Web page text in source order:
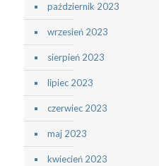
październik 2023
wrzesień 2023
sierpień 2023
lipiec 2023
czerwiec 2023
maj 2023
kwiecień 2023